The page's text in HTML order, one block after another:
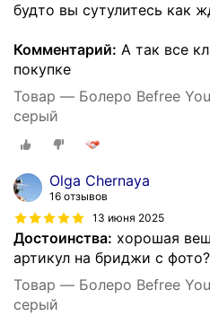
будто вы сутулитесь как
Комментарий: А так все
покупке
Товар — Болеро Befree
серый
Olga Chernaya
16 отзывов
13 июня 2025
Достоинства: хорошая
артикул на бриджи с фото?
Товар — Болеро Befree
серый